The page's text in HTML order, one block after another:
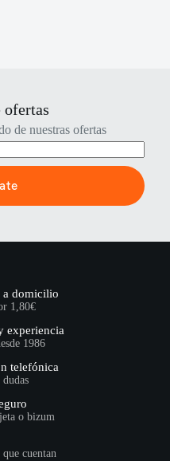
de nuestras ofertas
a domicilio
1,80€
experiencia
1986
telefónica
o bizum
cuentan